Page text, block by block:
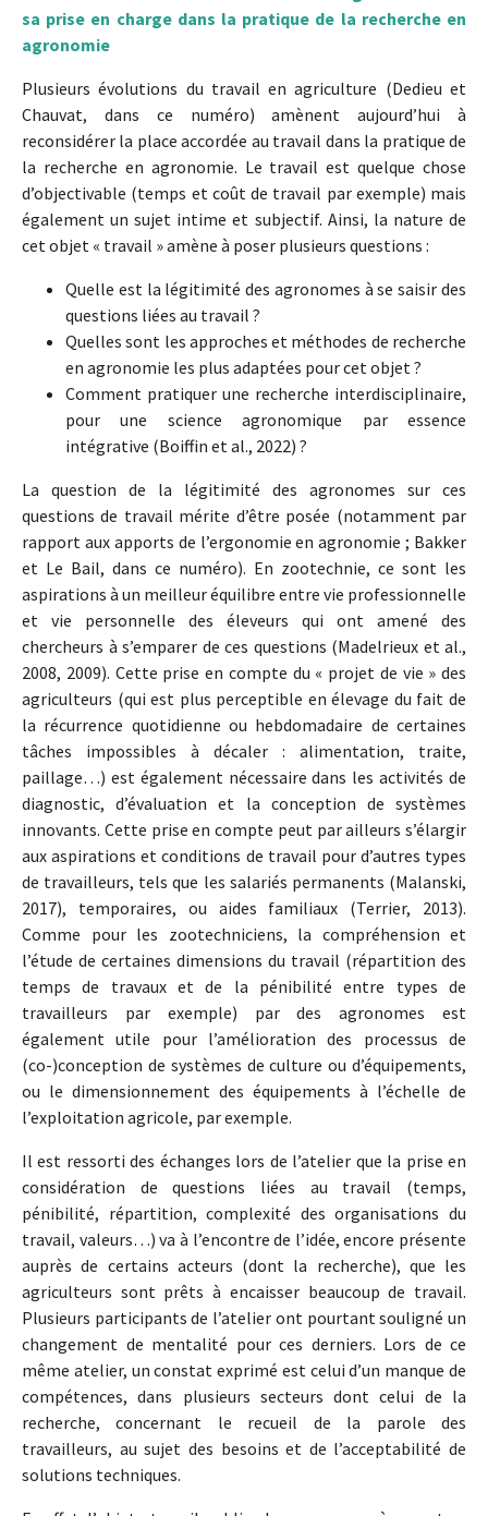
sa prise en charge dans la pratique de la recherche en
agronomie
Plusieurs évolutions du travail en agriculture (Dedieu et
Chauvat, dans ce numéro) amènent aujourd’hui à
reconsidérer la place accordée au travail dans la pratique de
la recherche en agronomie. Le travail est quelque chose
d’objectivable (temps et coût de travail par exemple) mais
également un sujet intime et subjectif. Ainsi, la nature de
cet objet « travail » amène à poser plusieurs questions :
Quelle est la légitimité des agronomes à se saisir des
questions liées au travail ?
Quelles sont les approches et méthodes de recherche
en agronomie les plus adaptées pour cet objet ?
Comment pratiquer une recherche interdisciplinaire,
pour une science agronomique par essence
intégrative (Boiffin et al., 2022) ?
La question de la légitimité des agronomes sur ces
questions de travail mérite d’être posée (notamment par
rapport aux apports de l’ergonomie en agronomie ; Bakker
et Le Bail, dans ce numéro). En zootechnie, ce sont les
aspirations à un meilleur équilibre entre vie professionnelle
et vie personnelle des éleveurs qui ont amené des
chercheurs à s’emparer de ces questions (Madelrieux et al.,
2008, 2009). Cette prise en compte du « projet de vie » des
agriculteurs (qui est plus perceptible en élevage du fait de
la récurrence quotidienne ou hebdomadaire de certaines
tâches impossibles à décaler : alimentation, traite,
paillage…) est également nécessaire dans les activités de
diagnostic, d’évaluation et la conception de systèmes
innovants. Cette prise en compte peut par ailleurs s’élargir
aux aspirations et conditions de travail pour d’autres types
de travailleurs, tels que les salariés permanents (Malanski,
2017), temporaires, ou aides familiaux (Terrier, 2013).
Comme pour les zootechniciens, la compréhension et
l’étude de certaines dimensions du travail (répartition des
temps de travaux et de la pénibilité entre types de
travailleurs par exemple) par des agronomes est
également utile pour l’amélioration des processus de
(co-)conception de systèmes de culture ou d’équipements,
ou le dimensionnement des équipements à l’échelle de
l’exploitation agricole, par exemple.
Il est ressorti des échanges lors de l’atelier que la prise en
considération de questions liées au travail (temps,
pénibilité, répartition, complexité des organisations du
travail, valeurs…) va à l’encontre de l’idée, encore présente
auprès de certains acteurs (dont la recherche), que les
agriculteurs sont prêts à encaisser beaucoup de travail.
Plusieurs participants de l’atelier ont pourtant souligné un
changement de mentalité pour ces derniers. Lors de ce
même atelier, un constat exprimé est celui d’un manque de
compétences, dans plusieurs secteurs dont celui de la
recherche, concernant le recueil de la parole des
travailleurs, au sujet des besoins et de l’acceptabilité de
solutions techniques.